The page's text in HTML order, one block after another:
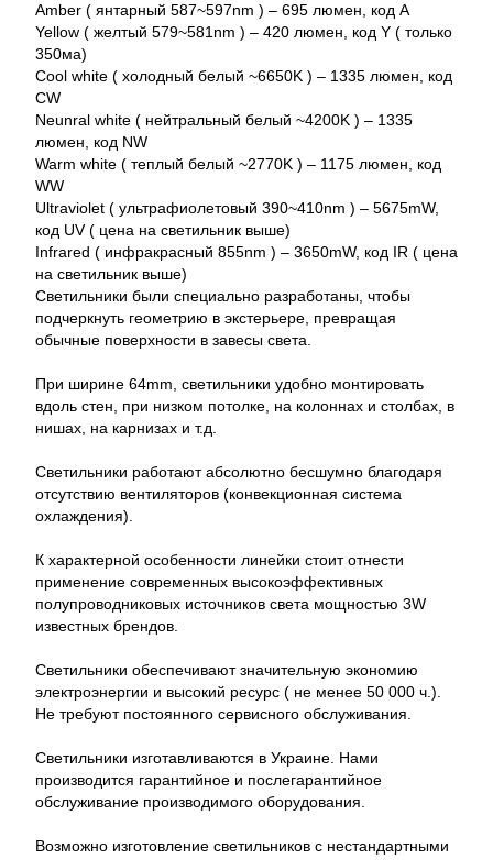
Amber ( янтарный 587~597nm ) – 695 люмен, код A
Yellow ( желтый 579~581nm ) – 420 люмен, код Y ( только
350ма)
Cool white ( холодный белый ~6650K ) – 1335 люмен, код
CW
Neunral white ( нейтральный белый ~4200K ) – 1335
люмен, код NW
Warm white ( теплый белый ~2770K ) – 1175 люмен, код
WW
Ultraviolet ( ультрафиолетовый 390~410nm ) – 5675mW,
код UV ( цена на светильник выше)
Infrared ( инфракрасный 855nm ) – 3650mW, код IR ( цена
на светильник выше)
Светильники были специально разработаны, чтобы
подчеркнуть геометрию в экстерьере, превращая
обычные поверхности в завесы света.
При ширине 64mm, светильники удобно монтировать
вдоль стен, при низком потолке, на колоннах и столбах, в
нишах, на карнизах и т.д.
Светильники работают абсолютно бесшумно благодаря
отсутствию вентиляторов (конвекционная система
охлаждения).
К характерной особенности линейки стоит отнести
применение современных высокоэффективных
полупроводниковых источников света мощностью 3W
известных брендов.
Светильники обеспечивают значительную экономию
электроэнергии и высокий ресурс ( не менее 50 000 ч.).
Не требуют постоянного сервисного обслуживания.
Светильники изготавливаются в Украине. Нами
производится гарантийное и послегарантийное
обслуживание производимого оборудования.
Возможно изготовление светильников с нестандартными